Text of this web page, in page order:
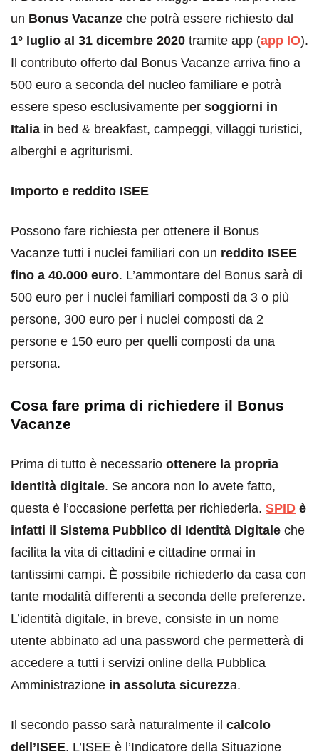
un Bonus Vacanze che potrà essere richiesto dal
1° luglio al 31 dicembre 2020 tramite app (app IO).
Il contributo offerto dal Bonus Vacanze arriva fino a
500 euro a seconda del nucleo familiare e potrà
essere speso esclusivamente per soggiorni in
Italia in bed & breakfast, campeggi, villaggi turistici,
alberghi e agriturismi.
Importo e reddito ISEE
Possono fare richiesta per ottenere il Bonus
Vacanze tutti i nuclei familiari con un reddito ISEE
fino a 40.000 euro. L’ammontare del Bonus sarà di
500 euro per i nuclei familiari composti da 3 o più
persone, 300 euro per i nuclei composti da 2
persone e 150 euro per quelli composti da una
persona.
Cosa fare prima di richiedere il Bonus
Vacanze
Prima di tutto è necessario ottenere la propria
identità digitale. Se ancora non lo avete fatto,
questa è l’occasione perfetta per richiederla. SPID è
infatti il Sistema Pubblico di Identità Digitale che
facilita la vita di cittadini e cittadine ormai in
tantissimi campi. È possibile richiederlo da casa con
tante modalità differenti a seconda delle preferenze.
L’identità digitale, in breve, consiste in un nome
utente abbinato ad una password che permetterà di
accedere a tutti i servizi online della Pubblica
Amministrazione in assoluta sicurezza.
Il secondo passo sarà naturalmente il calcolo
dell’ISEE. L’ISEE è l’Indicatore della Situazione